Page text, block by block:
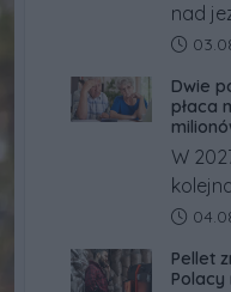
nad
Data
Dwie
płaca
W
tym
Data
Pellet
Polacy